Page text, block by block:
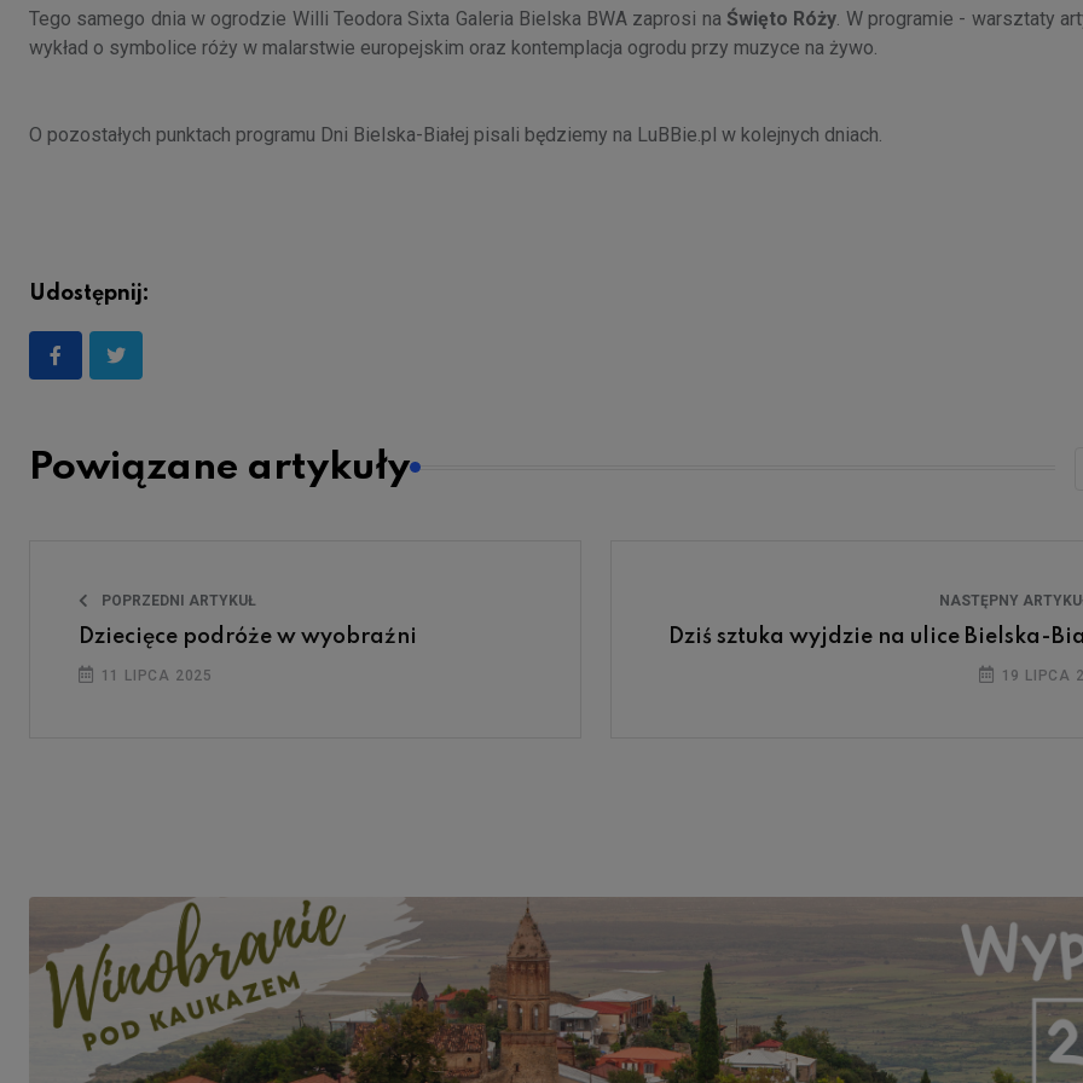
Tego samego dnia w ogrodzie Willi Teodora Sixta Galeria Bielska BWA zaprosi na Święto Róży. W programie - warsztaty
wykład o symbolice róży w malarstwie europejskim oraz kontemplacja ogrodu przy muzyce na żywo.
O pozostałych punktach programu Dni Bielska-Białej pisali będziemy na LuBBie.pl w kolejnych dniach.
Udostępnij:
Powiązane artykuły
POPRZEDNI ARTYKUŁ
Dziecięce podróże w wyobraźni
11 LIPCA 2025
NASTĘPNY
Dziś sztuka wyjdzie na ulice Bielska-
19 LIPCA